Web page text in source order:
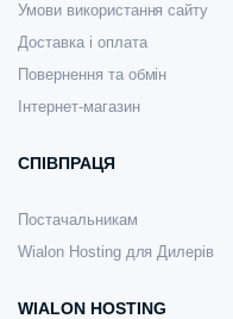
Умови використання сайту
Доставка і оплата
Повернення та обмін
Інтернет-магазин
СПІВПРАЦЯ
Постачальникам
Wialon Hosting для Дилерів
WIALON HOSTING